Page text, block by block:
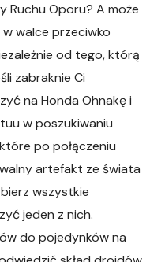
Ruchu Oporu? A może
walce przeciwko
od tego, którą
zabraknie Ci
na Honda Ohnakę i
w poszukiwaniu
po połączeniu
artefakt ze świata
wszystkie
jeden z nich.
do pojedynków na